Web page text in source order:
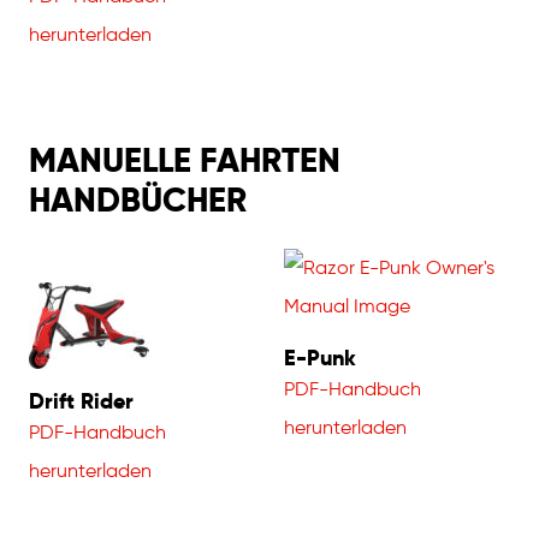
herunterladen
MANUELLE FAHRTEN
HANDBÜCHER
Drift Rider
PDF-Handbuch
herunterladen
E-Punk
PDF-Handbuch
herunterladen